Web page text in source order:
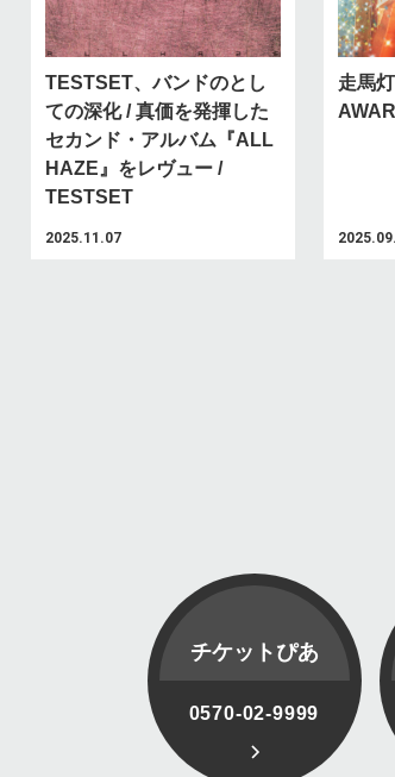
TESTSET、バンドのとし
ての深化 / 真価を発揮した
セカンド・アルバム『ALL
HAZE』をレヴュー /
TESTSET
2025.11.07
走馬
チケットぴあ
0570-02-9999